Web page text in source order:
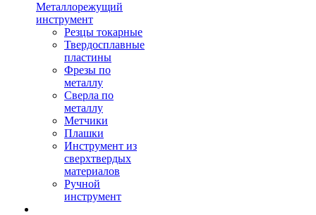
Металлорежущий
инструмент
Резцы токарные
Твердосплавные
пластины
Фрезы по
металлу
Сверла по
металлу
Метчики
Плашки
Инструмент из
сверхтвердых
материалов
Ручной
инструмент